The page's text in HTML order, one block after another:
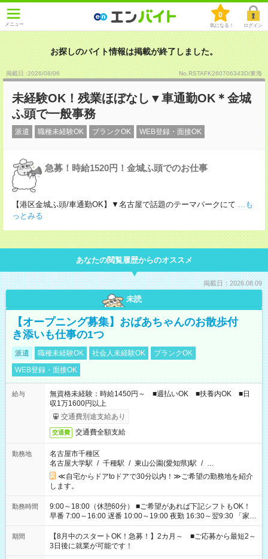
メニュー
0
気になる！ ログイン
お探しのバイト情報は掲載が終了しました。
掲載日 :2026/08/06 No.RSTAFK260706343D/東海
未経験OK！残業ほぼなし▼車通勤OK＊金城
ふ頭で一般事務
派遣 職種未経験OK ブランクOK WEB登録・面接OK
急募！時給1520円！金城ふ頭でのお仕事
【港区金城ふ頭/車通勤OK】▼名古屋で話題のテーマパークにて ...も
っとみる
あなたの閲覧履歴からのオススメ
掲載日：2026.08.09
未読
【オープニング募集】おばあちゃんのお散歩付
き添いも仕事の1つ
派遣 職種未経験OK 社会人未経験OK
ブランクOK
WEB登録・面接OK
給与
無資格未経験：時給1450円～ ■週払いOK ■扶養内OK ■日
収1万1600円以上
交通費別途支給あり
交通費 交通費全額支給
勤務地
名古屋市千種区
名古屋大学駅 / 千種駅 / 東山公園(愛知県)駅 / …
≪自宅からドアtoドアで30分以内！≫ご希望の勤務地を紹介
します。
勤務時間
9:00～18:00（休憩60分） ■ご希望があれば下記シフトもOK！
早番 7:00～16:00 遅番 10:00～19:00 夜勤 16:30～翌9:30 「家族
と休みを合わせたい」 「余裕を持って夕飯の準備がしたい」
「できれば残業はしたくない」 など、ご希望を教えてください
ね。 ※Wワーク希望の方へ 今ご覧のお仕事で希望する勤務時間
と、もう1つのお仕事の勤務時間。 合計で週40時間を超える場
期間
【8月中のスタートOK！急募！】2カ月～ ■ご応募から最短2～
3日後に就業が可能です！